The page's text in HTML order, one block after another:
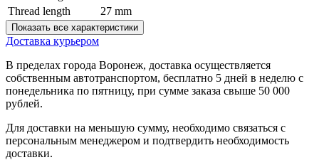
Thread length
27 mm
Показать все характеристики
Доставка курьером
В пределах города Воронеж, доставка осуществляется
собственным автотранспортом, бесплатно 5 дней в неделю с
понедельника по пятницу, при сумме заказа свыше 50 000
рублей.
Для доставки на меньшую сумму, необходимо связаться с
персональным менеджером и подтвердить необходимость
доставки.